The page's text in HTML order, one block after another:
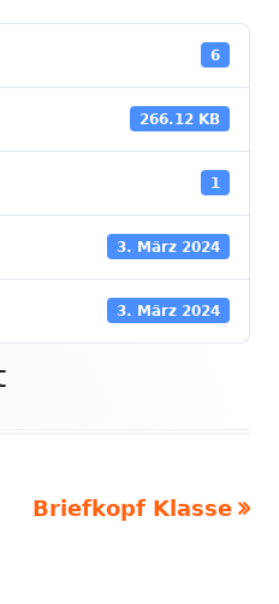
6
266.12 KB
1
3. März 2024
3. März 2024
Nächster
Briefkopf Klasse